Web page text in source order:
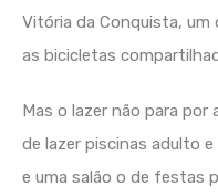
Vitória da Conquista, um
as bicicletas
Mas o lazer não para
de lazer piscinas adulto
e uma salão o de festas